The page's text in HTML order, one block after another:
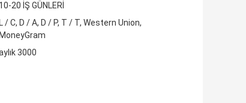
10-20 İŞ GÜNLERİ
L / C, D / A, D / P, T / T, Western Union,
MoneyGram
3000